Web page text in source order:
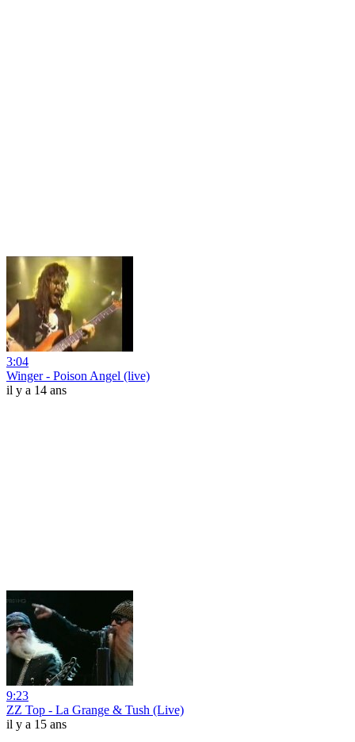
3:04
Winger - Poison Angel (live)
il y a 14 ans
9:23
ZZ Top - La Grange & Tush (Live)
il y a 15 ans